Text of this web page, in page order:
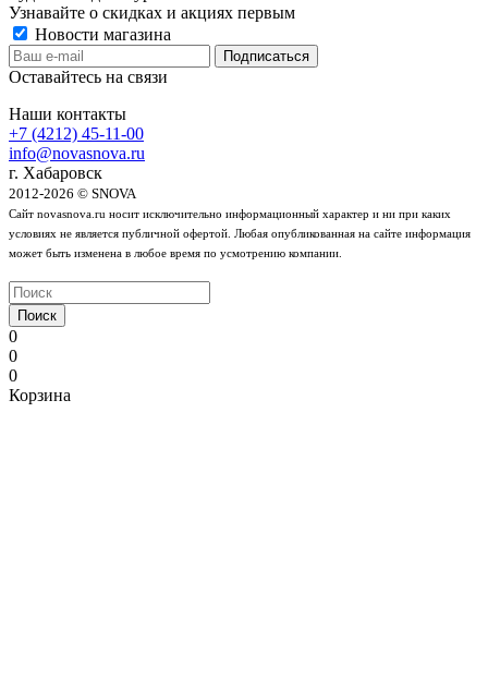
Узнавайте о скидках и акциях первым
Новости магазина
Оставайтесь на связи
Наши контакты
+7 (4212) 45-11-00
info@novasnova.ru
г. Хабаровск
2012-2026 © SNOVA
Сайт novasnova.ru носит исключительно информационный характер и ни при каких
условиях не является публичной офертой. Любая опубликованная на сайте информация
может быть изменена в любое время по усмотрению компании.
Поиск
0
0
0
Корзина